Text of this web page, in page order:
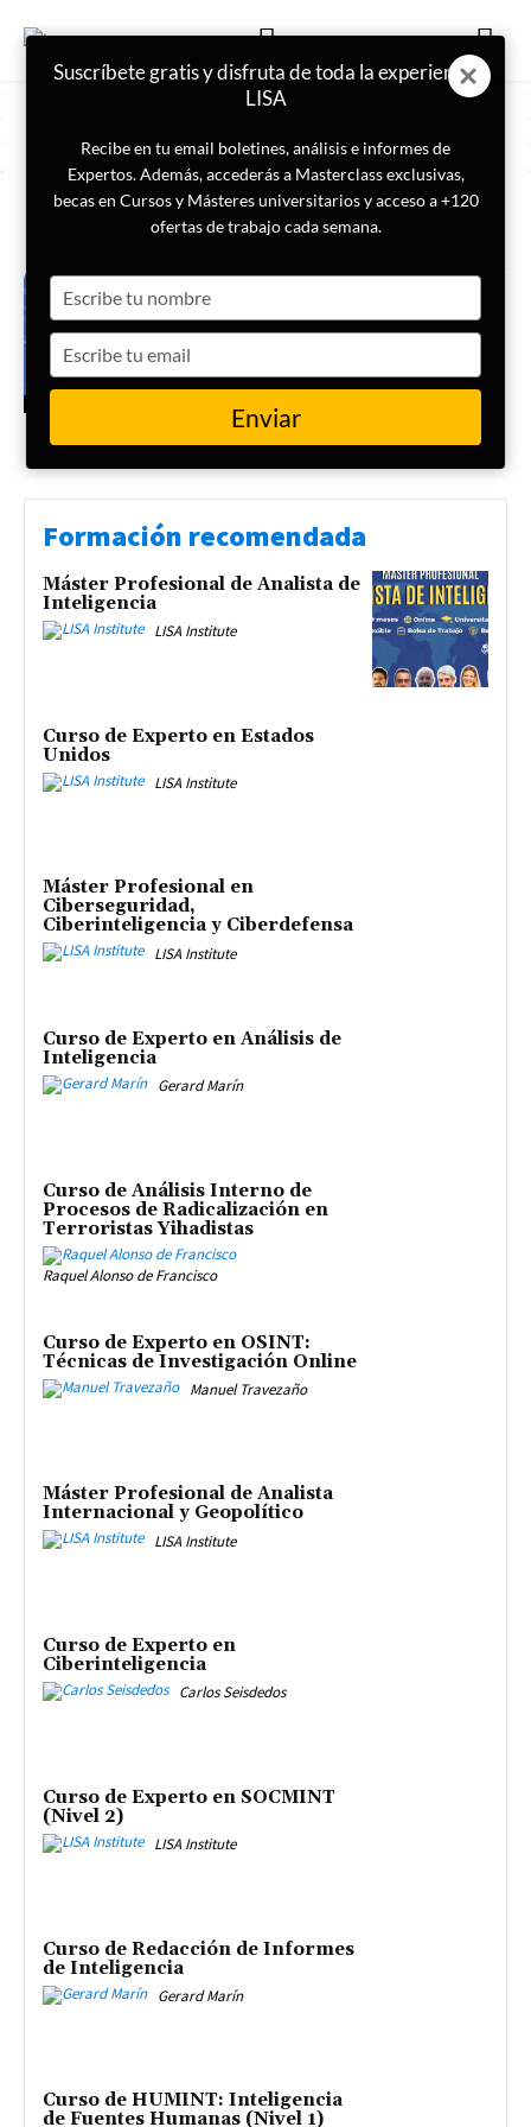
ETIQUETA
cambio climático agua
El agua: el gran pendiente de la
humanidad
Formación recomendada
Máster Profesional de Analista de
Inteligencia
LISA Institute
Curso de Experto en Estados
Unidos
LISA Institute
Máster Profesional en
Ciberseguridad,
Ciberinteligencia y Ciberdefensa
LISA Institute
Curso de Experto en Análisis de
Inteligencia
Gerard Marín
Curso de Análisis Interno de
Procesos de Radicalización en
Terroristas Yihadistas
Raquel Alonso de Francisco
Curso de Experto en OSINT:
Técnicas de Investigación Online
Manuel Travezaño
Máster Profesional de Analista
Internacional y Geopolítico
LISA Institute
Curso de Experto en
Ciberinteligencia
Carlos Seisdedos
Curso de Experto en SOCMINT
(Nivel 2)
LISA Institute
Curso de Redacción de Informes
de Inteligencia
Gerard Marín
Curso de HUMINT: Inteligencia
de Fuentes Humanas (Nivel 1)
Suscríbete gratis y disfruta de toda la experiencia
LISA
Recibe en tu email boletines, análisis e informes de
Expertos. Además, accederás a Masterclass exclusivas,
becas en Cursos y Másteres universitarios y acceso a +120
ofertas de trabajo cada semana.
your
name
your
email
Enviar